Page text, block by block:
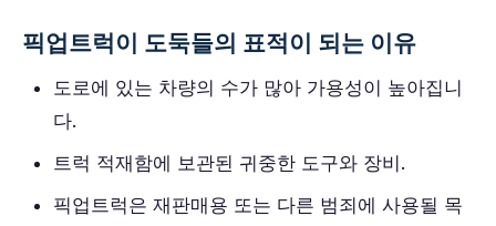
픽업트럭이 도둑들의 표적이 되는 이유
도로에 있는 차량의 수가 많아 가용성이 높아집니
다.
트럭 적재함에 보관된 귀중한 도구와 장비.
픽업트럭은 재판매용 또는 다른 범죄에 사용될 목